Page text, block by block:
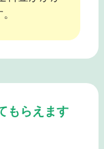
もらえます